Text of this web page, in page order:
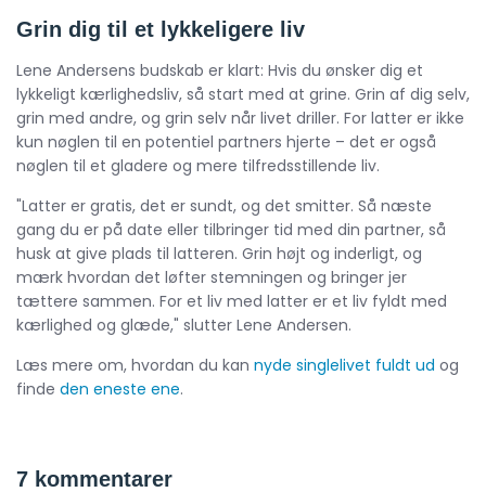
Grin dig til et lykkeligere liv
Lene Andersens budskab er klart: Hvis du ønsker dig et
lykkeligt kærlighedsliv, så start med at grine. Grin af dig selv,
grin med andre, og grin selv når livet driller. For latter er ikke
kun nøglen til en potentiel partners hjerte – det er også
nøglen til et gladere og mere tilfredsstillende liv.
"Latter er gratis, det er sundt, og det smitter. Så næste
gang du er på date eller tilbringer tid med din partner, så
husk at give plads til latteren. Grin højt og inderligt, og
mærk hvordan det løfter stemningen og bringer jer
tættere sammen. For et liv med latter er et liv fyldt med
kærlighed og glæde," slutter Lene Andersen.
Læs mere om, hvordan du kan nyde singlelivet fuldt ud og
finde den eneste ene.
7 kommentarer